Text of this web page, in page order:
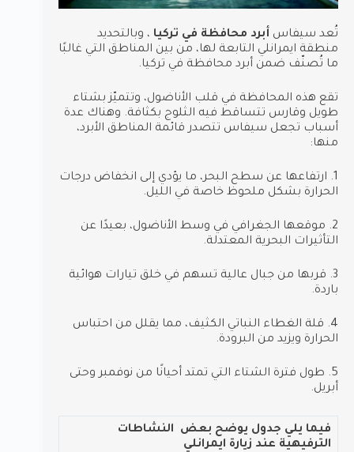
تُعد سيفاس أبرد محافظة في تركيا ، وبالتحديد
منطقة ايمرانلي التابعة لها، من بين المناطق التي غالبًا
ما تُصنّف ضمن أبرد محافظة في تركيا.
تقع هذه المحافظة في قلب الأناضول، وتتميّز بشتاء
طويل وقارس تتساقط فيه الثلوج بكثافة. وهناك عدة
أسباب تجعل سيفاس تتصدر قائمة المناطق الأبرد،
منها:
1. ارتفاعها عن سطح البحر، ما يؤدي إلى انخفاض درجات
الحرارة بشكل ملحوظ خاصة في الليل.
2. موقعها الجغرافي في وسط الأناضول، بعيدًا عن
التأثيرات البحرية المعتدلة.
3. قربها من جبال عالية تسهم في خلق تيارات هوائية
باردة.
4. قلة الغطاء النباتي الكثيف، مما يقلل من احتباس
الحرارة ويزيد من البرودة.
5. طول فترة الشتاء التي تمتد أحيانًا من نوفمبر وحتى
أبريل.
فيما يلي جدول يوضح بعض النشاطات
الترفيهية عند زيارة ايمرانلي